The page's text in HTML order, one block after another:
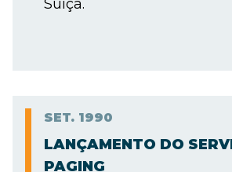
Suíça.
SET. 1990
LANÇAMENTO DO
PAGING